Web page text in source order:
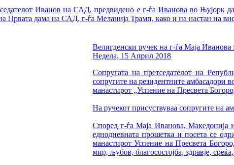
Иванов на САД, предвидено е г-ѓа Иванова во Њујорк
Првата дама на САД, г-ѓа Меланија Трамп, како и на настан на
Велигденски ручек на г-ѓа Маја Иванова
Недела, 15 Април 2018
Сопругата на претседателот на
сопругите на резидентните амбасадори
манастирот „Успение на Пресвета
На ручекот присуствуваа сопругите на
Според г-ѓа Маја Иванова, Македонија
еднодневната прошетка и посета се
манастирот Успение на Пресвета
мир, љубов, благосостојба, здравје,